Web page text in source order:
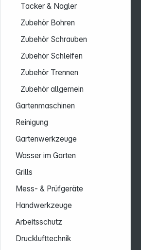
Tacker & Nagler
Zubehör Bohren
Zubehör Schrauben
Zubehör Schleifen
Zubehör Trennen
Zubehör allgemein
Gartenmaschinen
Reinigung
Gartenwerkzeuge
Wasser im Garten
Grills
Mess- & Prüfgeräte
Handwerkzeuge
Arbeitsschutz
Drucklufttechnik